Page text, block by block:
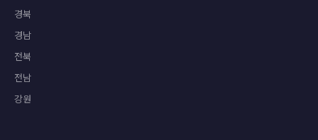
경북
경남
전북
전남
강원